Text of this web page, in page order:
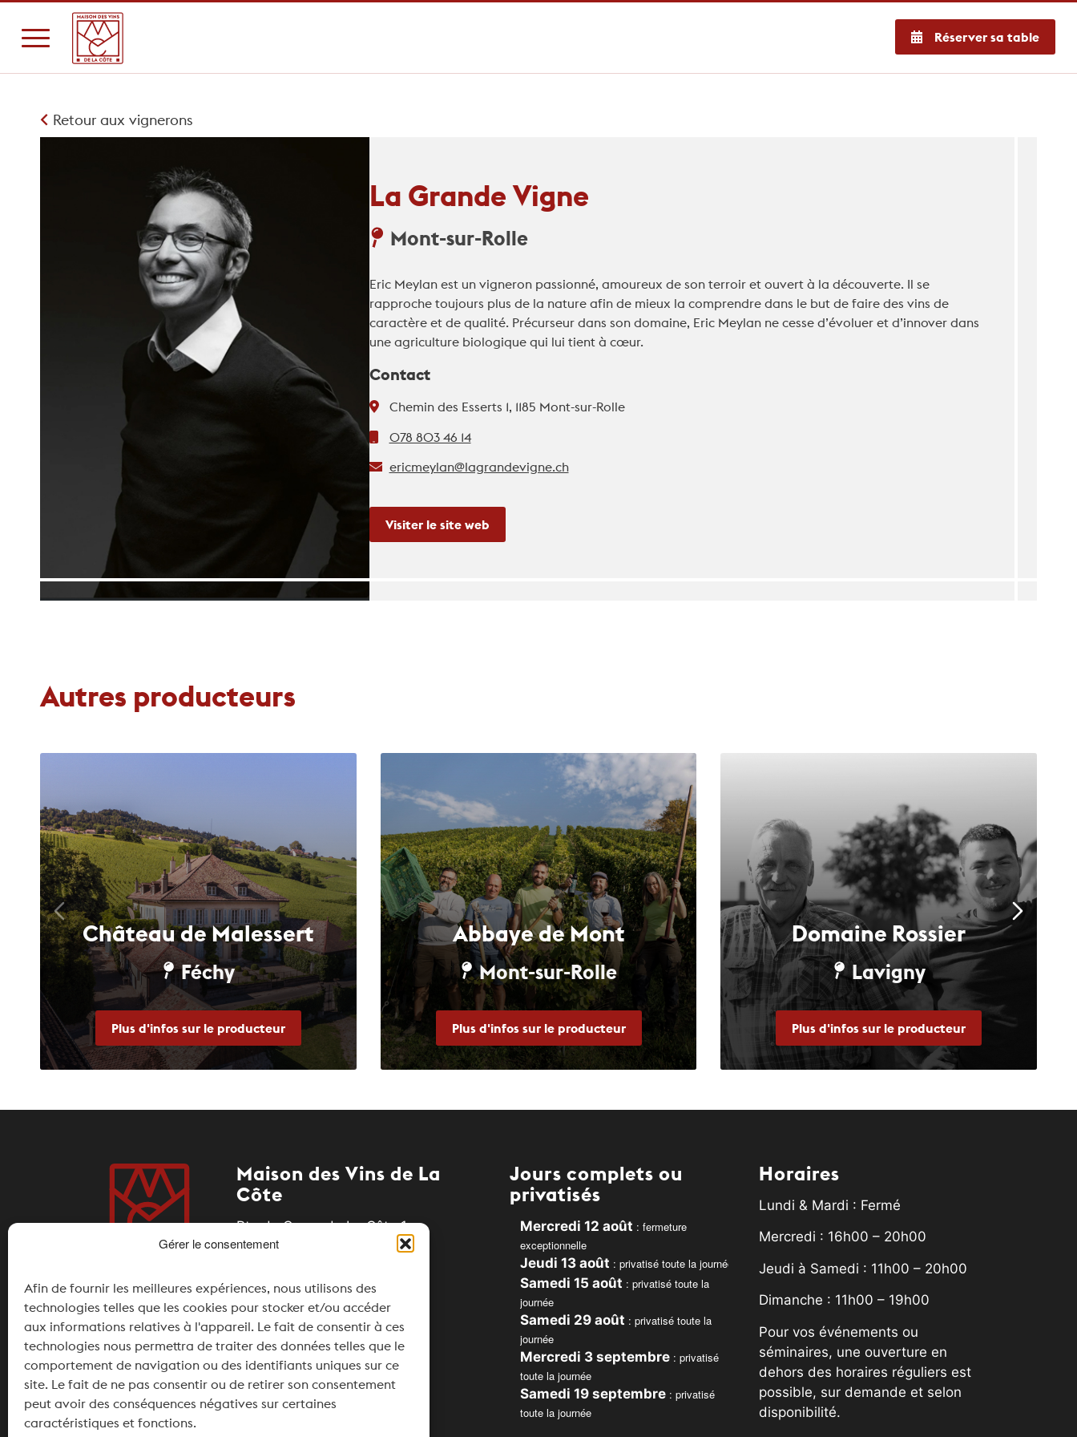
Gérer le consentement
Afin de fournir les meilleures expériences, nous utilisons des
technologies telles que les cookies pour stocker et/ou accéder
aux informations relatives à l'appareil. Le fait de consentir à ces
technologies nous permettra de traiter des données telles que le
comportement de navigation ou des identifiants uniques sur ce
site. Le fait de ne pas consentir ou de retirer son consentement
peut avoir des conséquences négatives sur certaines
caractéristiques et fonctions.
Réserver sa table
Retour aux vignerons
La Grande Vigne
Mont-sur-Rolle
Eric Meylan est un vigneron passionné, amoureux de son terroir et ouvert à la découverte. Il se
rapproche toujours plus de la nature afin de mieux la comprendre dans le but de faire des vins de
caractère et de qualité. Précurseur dans son domaine, Eric Meylan ne cesse d’évoluer et d’innover dans
une agriculture biologique qui lui tient à cœur.
Contact
Chemin des Esserts 1, 1185 Mont-sur-Rolle
078 803 46 14
ericmeylan@lagrandevigne.ch
Visiter le site web
Autres producteurs
Château de Malessert
Féchy
Plus d'infos sur le producteur
Abbaye de Mont
Mont-sur-Rolle
Plus d'infos sur le producteur
Domaine Rossier
Lavigny
Plus d'infos sur le producteur
Maison des Vins de La
Côte
Rte du Coeur de La Côte 1
+41 21 826 11 34
info@maisondesvins.ch
Partenaires
Jours complets ou
privatisés
Mercredi 12 août : fermeture
exceptionnelle
Jeudi 13 août : privatisé toute la journée
Samedi 15 août : privatisé toute la
journée
Samedi 29 août : privatisé toute la
journée
Mercredi 3 septembre: privatisé
toute la journée
Samedi 19 septembre: privatisé
toute la journée
Horaires
Lundi & Mardi : Fermé
Mercredi : 16h00 – 20h00
Jeudi à Samedi : 11h00 – 20h00
Dimanche : 11h00 – 19h00
Pour vos événements ou
séminaires, une ouverture en
dehors des horaires réguliers est
possible, sur demande et selon
disponibilité.